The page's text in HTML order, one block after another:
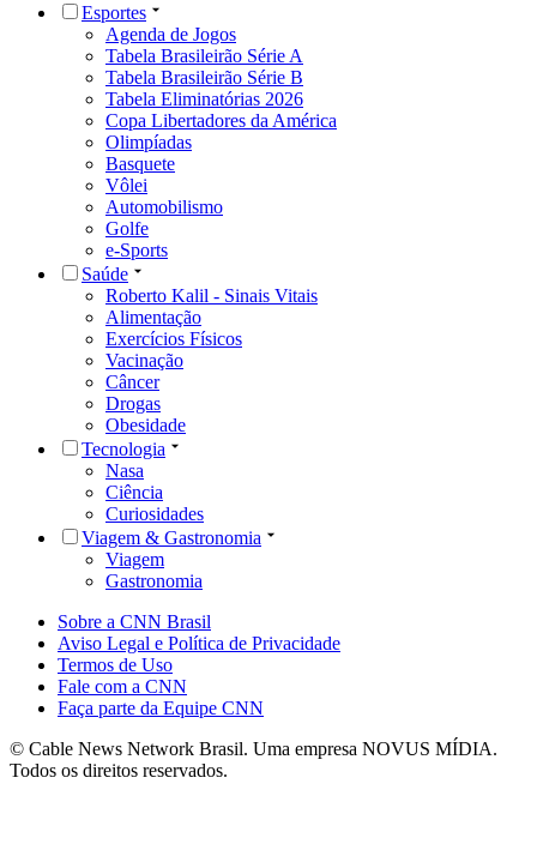
Esportes
Agenda de Jogos
Tabela Brasileirão Série A
Tabela Brasileirão Série B
Tabela Eliminatórias 2026
Copa Libertadores da América
Olimpíadas
Basquete
Vôlei
Automobilismo
Golfe
e-Sports
Saúde
Roberto Kalil - Sinais Vitais
Alimentação
Exercícios Físicos
Vacinação
Câncer
Drogas
Obesidade
Tecnologia
Nasa
Ciência
Curiosidades
Viagem & Gastronomia
Viagem
Gastronomia
Sobre a CNN Brasil
Aviso Legal e Política de Privacidade
Termos de Uso
Fale com a CNN
Faça parte da Equipe CNN
© Cable News Network Brasil. Uma empresa NOVUS MÍDIA.
Todos os direitos reservados.